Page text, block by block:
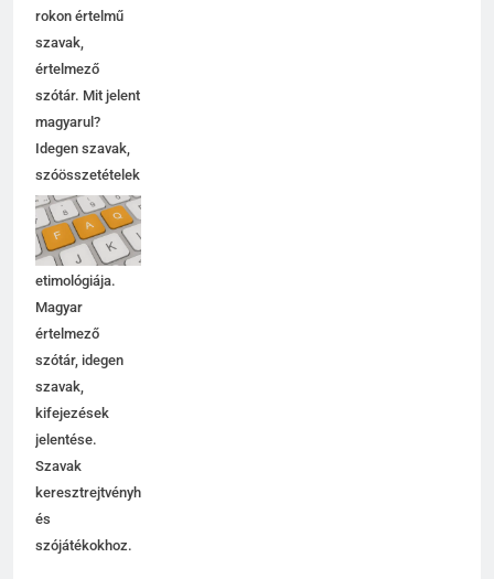
rokon értelmű
szavak,
értelmező
szótár. Mit jelent
magyarul?
Idegen szavak,
szóösszetételek
jelentése,
magyarázata,
használata,
etimológiája.
Magyar
értelmező
szótár, idegen
szavak,
kifejezések
jelentése.
Szavak
keresztrejtvényhez
és
szójátékokhoz.